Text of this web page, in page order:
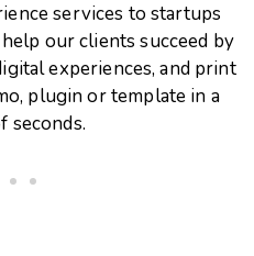
services to startups
our clients succeed by
experiences, and print
plugin or template in a
seconds.